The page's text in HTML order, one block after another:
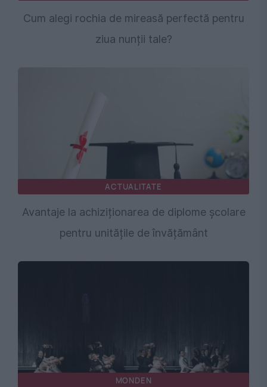
Cum alegi rochia de mireasă perfectă pentru
ziua nunții tale?
ACTUALITATE
Avantaje la achiziționarea de diplome școlare
pentru unitățile de învățământ
MONDEN